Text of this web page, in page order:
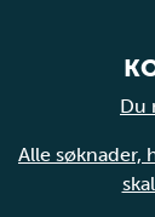
Du
Alle søknader,